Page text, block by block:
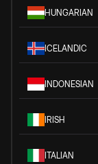
HUNGARIAN
ICELANDIC
INDONESIAN
IRISH
ITALIAN